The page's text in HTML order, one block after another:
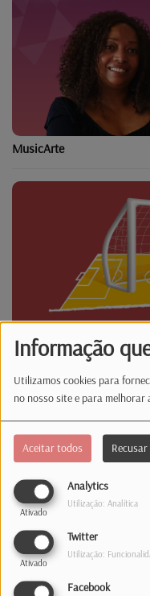
Informação
Utilizamos cookies para
no nosso site e para
Aceitar todos
Analytics
Ativado
Utilização: Analítica
Twitter
Ativado
Utilização:
Facebook
MusicArte
Latina Desporto